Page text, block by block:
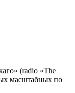
(radio «The
масштабных по